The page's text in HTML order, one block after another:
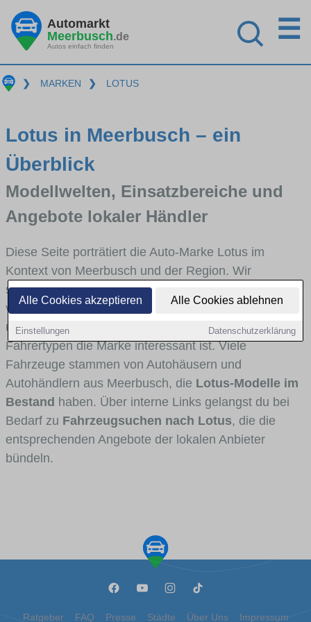
Alle Cookies akzeptieren Alle Cookies ablehnen
Einstellungen Datenschutzerklärung
Automarkt
Meerbusch.de
Autos einfach finden
☰
❯ MARKEN ❯ LOTUS
Lotus in Meerbusch – ein
Überblick
Modellwelten, Einsatzbereiche und
Angebote lokaler Händler
Diese Seite porträtiert die Auto-Marke Lotus im
Kontext von Meerbusch und der Region. Wir
skizzieren, in welchen Fahrzeugklassen Lotus stark
vertreten ist, welche Modellreihen häufig im Stadt-
und Umlandverkehr zu sehen sind und für welche
Fahrertypen die Marke interessant ist. Viele
Fahrzeuge stammen von Autohäusern und
Autohändlern aus Meerbusch, die Lotus-Modelle im
Bestand haben. Über interne Links gelangst du bei
Bedarf zu Fahrzeugsuchen nach Lotus, die die
entsprechenden Angebote der lokalen Anbieter
bündeln.
Ratgeber FAQ Presse Städte Über Uns Impressum